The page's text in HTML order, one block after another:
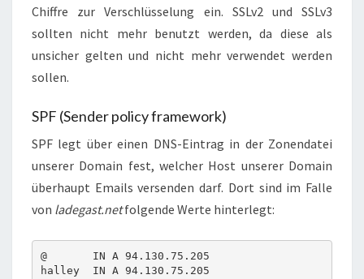
Chiffre zur Verschlüsselung ein. SSLv2 und SSLv3
sollten nicht mehr benutzt werden, da diese als
unsicher gelten und nicht mehr verwendet werden
sollen.
SPF (Sender policy framework)
SPF legt über einen DNS-Eintrag in der Zonendatei
unserer Domain fest, welcher Host unserer Domain
überhaupt Emails versenden darf. Dort sind im Falle
von ladegast.netfolgende Werte hinterlegt:
@       IN A 94.130.75.205
halley  IN A 94.130.75.205